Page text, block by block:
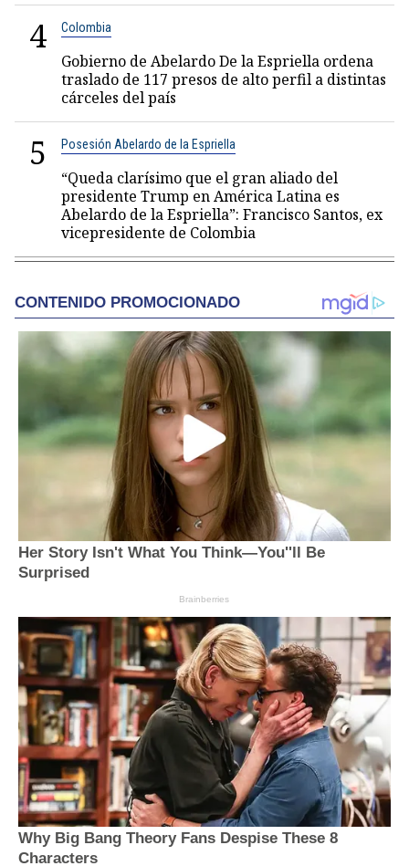
4 Colombia
Gobierno de Abelardo De la Espriella ordena
traslado de 117 presos de alto perfil a distintas
cárceles del país
5 Posesión Abelardo de la Espriella
“Queda clarísimo que el gran aliado del
presidente Trump en América Latina es
Abelardo de la Espriella”: Francisco Santos, ex
vicepresidente de Colombia